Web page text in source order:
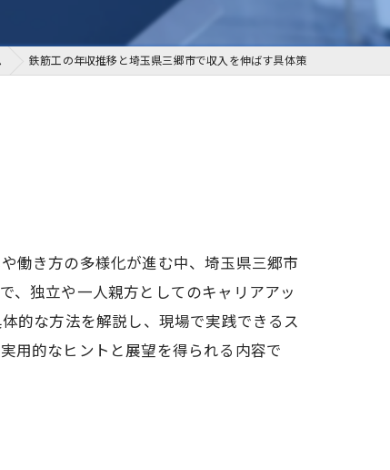
鉄筋工の年収推移と埼玉県三郷市で収入を伸ばす具体策
働き方の多様化が進む中、埼玉県三郷市
、独立や一人親方としてのキャリアアッ
的な方法を解説し、現場で実践できるス
用的なヒントと展望を得られる内容で